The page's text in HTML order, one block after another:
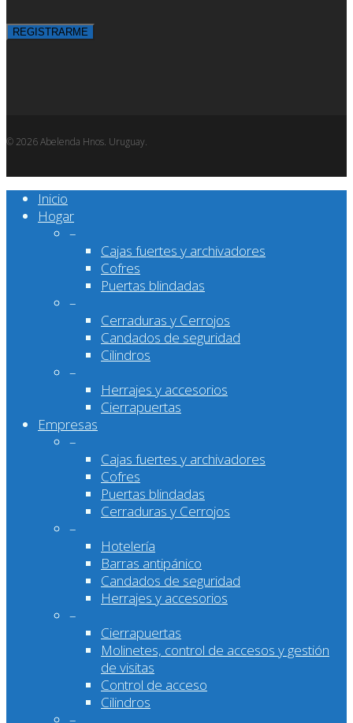
© 2026 Abelenda Hnos. Uruguay.
Close
Menu
Inicio
Hogar
–
Cajas fuertes y archivadores
Cofres
Puertas blindadas
–
Cerraduras y Cerrojos
Candados de seguridad
Cilindros
–
Herrajes y accesorios
Cierrapuertas
Empresas
–
Cajas fuertes y archivadores
Cofres
Puertas blindadas
Cerraduras y Cerrojos
–
Hotelería
Barras antipánico
Candados de seguridad
Herrajes y accesorios
–
Cierrapuertas
Molinetes, control de accesos y gestión
de visitas
Control de acceso
Cilindros
–